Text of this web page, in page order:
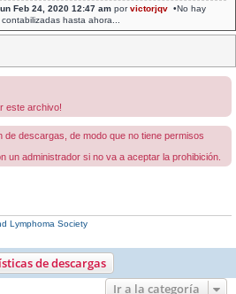
Feb 24, 2020 12:47 amporvictorjqv•No hay
hasta ahora...
este archivo!
descargas, de modo que no tiene permisos
un administrador si no va a aceptar la prohibición.
Lymphoma Society
de descargas
Ir a la categoría